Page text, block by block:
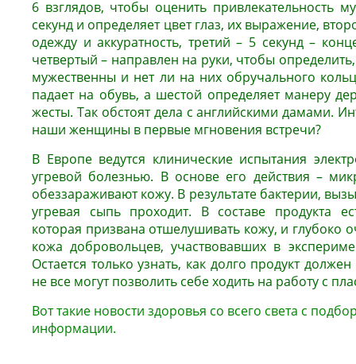
6 взглядов, чтобы оценить привлекательность
секунд и определяет цвет глаз, их выражение,
одежду и аккуратность, третий – 5 секунд –
четвертый – направлен на руки, чтобы
мужественны и нет ли на них обручального
падает на обувь, а шестой определяет манеру
жесты. Так обстоят дела с английскими дамами.
наши женщины в первые мгновения встречи?
В Европе ведутся клинические испытания
угревой болезнью. В основе его действия –
обеззараживают кожу. В результате бактерии,
угревая сыпь проходит. В составе продукта
которая призвана отшелушивать кожу, и глубоко
кожа добровольцев, участвовавших в
Остается только узнать, как долго продукт
не все могут позволить себе ходить на работу с
Вот такие новости здоровья со всего света с
информации.